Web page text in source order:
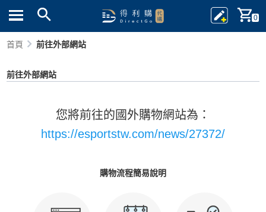
0
首頁 前往外部網站
前往外部網站
您將前往的國外購物網站為：
https://esportstw.com/news/27372/
購物流程簡易說明